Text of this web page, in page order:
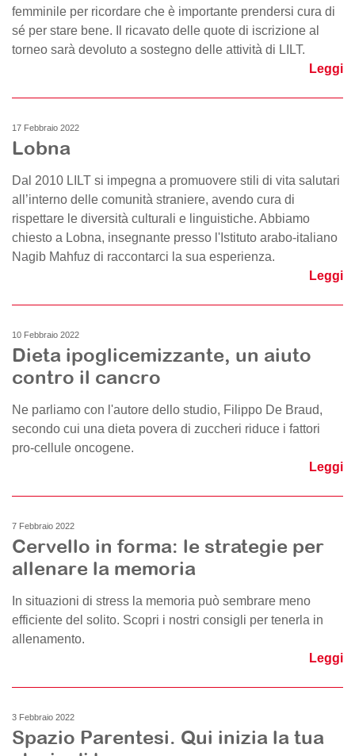
femminile per ricordare che è importante prendersi cura di
sé per stare bene. Il ricavato delle quote di iscrizione al
torneo sarà devoluto a sostegno delle attività di LILT.
Leggi
17 Febbraio 2022
Lobna
Dal 2010 LILT si impegna a promuovere stili di vita salutari
all’interno delle comunità straniere, avendo cura di
rispettare le diversità culturali e linguistiche. Abbiamo
chiesto a Lobna, insegnante presso l'Istituto arabo-italiano
Nagib Mahfuz di raccontarci la sua esperienza.
Leggi
10 Febbraio 2022
Dieta ipoglicemizzante, un aiuto
contro il cancro
Ne parliamo con l'autore dello studio, Filippo De Braud,
secondo cui una dieta povera di zuccheri riduce i fattori
pro-cellule oncogene.
Leggi
7 Febbraio 2022
Cervello in forma: le strategie per
allenare la memoria
In situazioni di stress la memoria può sembrare meno
efficiente del solito. Scopri i nostri consigli per tenerla in
allenamento.
Leggi
3 Febbraio 2022
Spazio Parentesi. Qui inizia la tua